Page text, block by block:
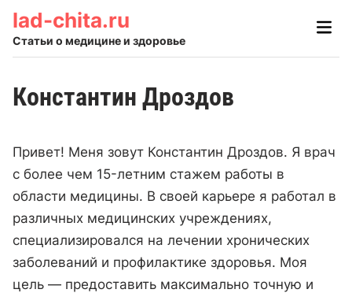
Skip
content
lad-chita.ru
Статьи о медицине и здоровье
Main
Константин Дроздов
Привет! Меня зовут Константин Дроздов. Я врач
с более чем 15-летним стажем работы в
области медицины. В своей карьере я работал в
различных медицинских учреждениях,
специализировался на лечении хронических
заболеваний и профилактике здоровья. Моя
цель — предоставить максимально точную и